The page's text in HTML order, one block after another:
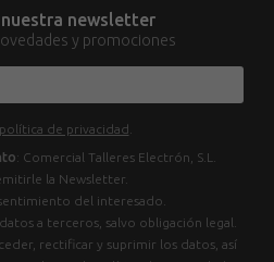
newsletter
y promociones
política de privacidad
: Comercial Talleres Electrón, S.L.
la Newsletter.
del interesado.
a terceros, salvo obligación legal.
rectificar y suprimir los datos, así